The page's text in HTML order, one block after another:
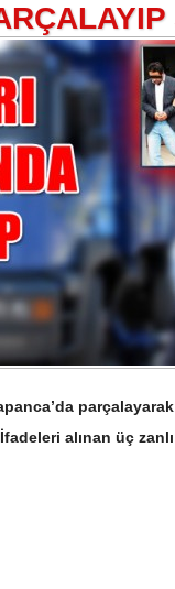
İfadeleri alınan üç